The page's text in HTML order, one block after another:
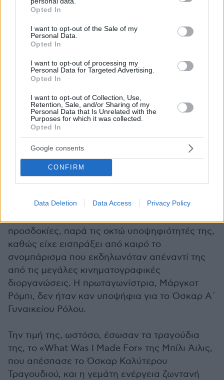
grant or deny consent to Google and its third-party tags to
use your data for below specified purposes in below Google
consent section.
Opted In
I want to opt-out of the Sale of my
Personal Data.
Opted In
I want to opt-out of processing my
Personal Data for Targeted Advertising.
Opted In
I want to opt-out of Collection, Use,
Retention, Sale, and/or Sharing of my
Personal Data that Is Unrelated with the
Purposes for which it was collected.
Opted In
Google consents
CONFIRM
Data Deletion Data Access Privacy Policy
εγκλήματα που έγιναν κατά των Ινδιάνων της
από τις δέκα συνολικά κατηγορίες στις οποίες
ήταν υποψήφια. Και να φανταστείτε ότι αυτό
του Β’ Γυναικείου Ρόλου για την Λίλι
Γκλάντστοουν, το θεωρούσε σίγουρο.
Με άδεια χέρια, όμως, έφυγε και ο
Μπράντλεϊ
Κούπερ, σκηνοθέτης και πρωταγωνιστής του
«Μαέστρου», που εστιάζει στη ζωή του
κορυφαίου αρχιμουσικού Λέοναρντ
Μπερνστάιν, και είχε συγκεντρώσει επτά
συνολικά υποψηφιότητες.
πάλι, η πολυδιαφημισμένη «Μπάρμπι» της
προσδοκίες, παρά τις οκτώ υποψηφιότητές της,
καθώς είχε εισπράξει από καιρό το
σνομπάρισμα που εκδηλωνόταν απέναντί της
από τις μεγάλες κινηματογραφικές
διοργανώσεις. Η πρωταγωνίστρια, Μάργκοτ
Ρόμπι, δεν ήταν καν υποψήφια για το Όσκαρ Α΄
Γυναικείου Ρόλου.
Την τιμή της, ωστόσο, έσωσαν τα τραγούδια
της, το «What Was I Made For» της Μπίλι Άιλις,
που απέσπασε το Όσκαρ Καλύτερου
Τραγουδιού, και η γεμάτη ενέργεια ζωντανή